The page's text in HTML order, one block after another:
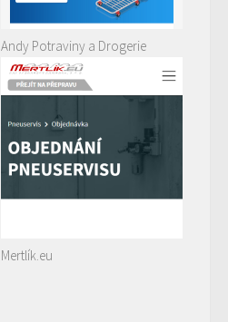
Andy Potraviny a Drogerie
Mertlík.eu